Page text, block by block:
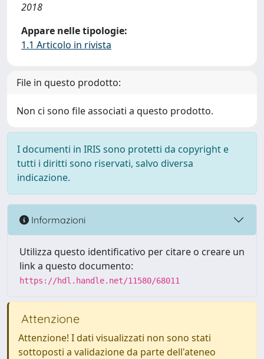
2018
Appare nelle tipologie:
1.1 Articolo in rivista
File in questo prodotto:
Non ci sono file associati a questo prodotto.
I documenti in IRIS sono protetti da copyright e
tutti i diritti sono riservati, salvo diversa
indicazione.
Informazioni
Utilizza questo identificativo per citare o creare un
link a questo documento:
https://hdl.handle.net/11580/68011
Attenzione
Attenzione! I dati visualizzati non sono stati
sottoposti a validazione da parte dell'ateneo